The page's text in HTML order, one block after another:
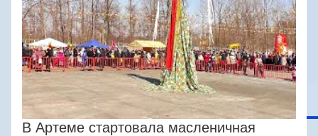
В Артеме стартовала масленичная